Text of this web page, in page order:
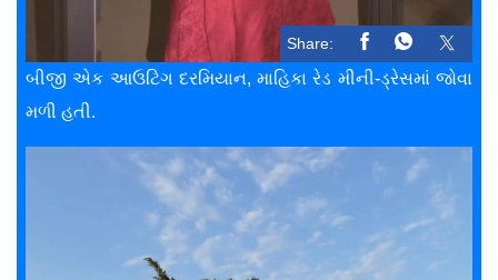
Share:
બીજી એક આઉટિંગ દરમિયાન, માહિકા રેડ મીની-ડ્રેસમાં જોવા
મળી હતી.